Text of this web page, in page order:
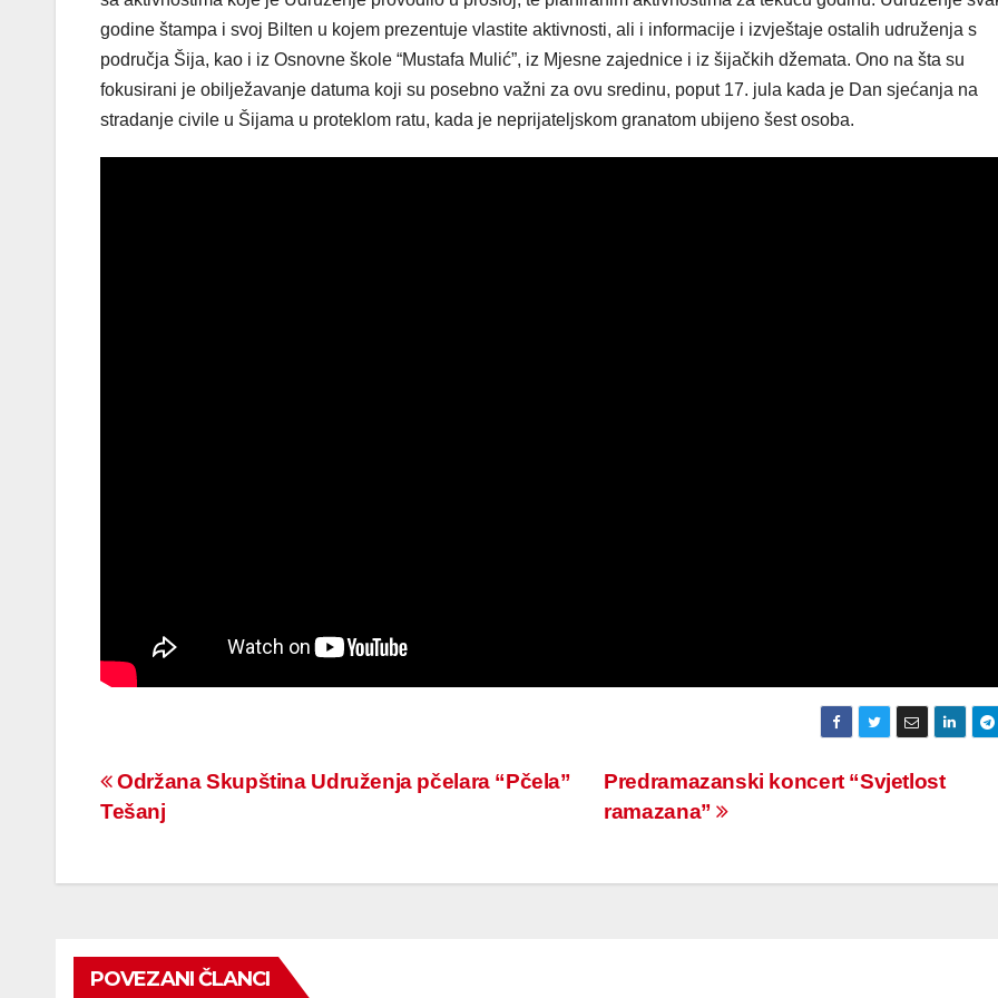
godine štampa i svoj Bilten u kojem prezentuje vlastite aktivnosti, ali i informacije i izvještaje ostalih udruženja s
područja Šija, kao i iz Osnovne škole “Mustafa Mulić”, iz Mjesne zajednice i iz šijačkih džemata. Ono na šta su
fokusirani je obilježavanje datuma koji su posebno važni za ovu sredinu, poput 17. jula kada je Dan sjećanja na
stradanje civile u Šijama u proteklom ratu, kada je neprijateljskom granatom ubijeno šest osoba.
Navigacija
članaka
Predramazanski koncert “Svjetlost
ramazana”
Održana Skupština Udruženja pčelara “Pčela”
Tešanj
POVEZANI ČLANCI